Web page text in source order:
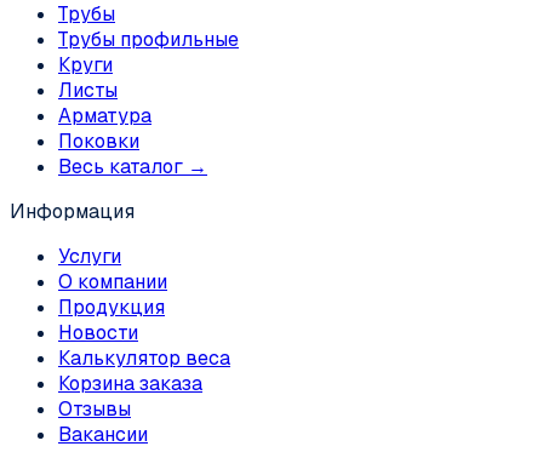
Трубы
Трубы профильные
Круги
Листы
Арматура
Поковки
Весь каталог →
Информация
Услуги
О компании
Продукция
Новости
Калькулятор веса
Корзина заказа
Отзывы
Вакансии